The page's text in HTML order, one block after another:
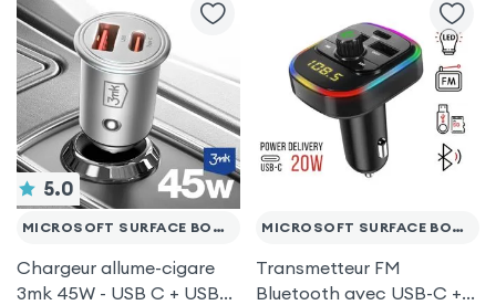
5.0
MICROSOFT SURFACE BOOK 3 13.5
Chargeur allume-cigare
3mk 45W - USB C + USB
MICROSOFT SURFACE BOOK 3 13.5
Transmetteur FM
Bluetooth avec USB-C +